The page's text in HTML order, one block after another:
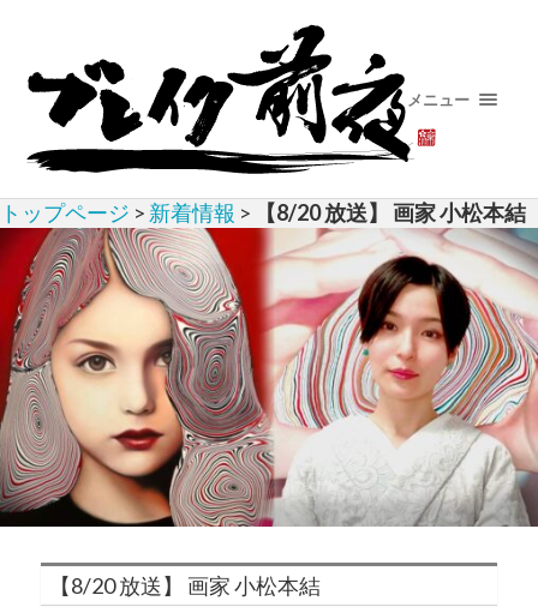
メニュー
トップページ > 新着情報 > 【8/20 放送】 画家 小松本結
【8/20 放送】 画家 小松本結